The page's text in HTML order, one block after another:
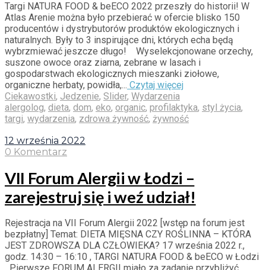
Targi NATURA FOOD & beECO 2022 przeszły do historii! W
Atlas Arenie można było przebierać w ofercie blisko 150
producentów i dystrybutorów produktów ekologicznych i
naturalnych. Były to 3 inspirujące dni, których echa będą
wybrzmiewać jeszcze długo! Wyselekcjonowane orzechy,
suszone owoce oraz ziarna, zebrane w lasach i
gospodarstwach ekologicznych mieszanki ziołowe,
organiczne herbaty, powidła,... Czytaj więcej
Ciekawostki, Jedzenie, Slider, Wydarzenia
alergolog, dieta, dom, eko, organic, profilaktyka, styl życia,
targi, wydarzenia, zdrowa żywność, żywność
12 września 2022
0 Komentarz
VII Forum Alergii w Łodzi –
zarejestruj się i weź udział!
Rejestracja na VII Forum Alergii 2022 [wstęp na forum jest
bezpłatny] Temat: DIETA MIĘSNA CZY ROŚLINNA – KTÓRA
JEST ZDROWSZA DLA CZŁOWIEKA? 17 września 2022 r.,
godz. 14:30 – 16:10 , TARGI NATURA FOOD & beECO w Łodzi